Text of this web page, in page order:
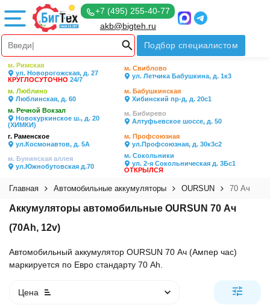
+7 (495) 255-40-77
akb@bigteh.ru
Подбор специалистом
м. Римская
ул. Новорогожская, д. 27
КРУГЛОСУТОЧНО 24/7
м. Свиблово
ул. Летчика Бабушкина, д. 1к3
м. Люблино
Люблинская, д. 60
м. Бабушкинская
Хибинский пр-д, д. 20с1
м. Речной Вокзал
Новокуркинское ш., д. 20
(ХИМКИ)
м. Бибирево
Алтуфьевское шоссе, д. 50
г. Раменское
ул.Космонавтов, д. 5А
м. Профсоюзная
ул.Профсоюзная, д. 30к3с2
м. Бунинская аллея
ул.Южнобутовская д.70
м. Сокольники
ул. 2-я Сокольническая д. 3Бс1
ОТКРЫЛСЯ
Главная Автомобильные аккумуляторы OURSUN 70 Ач
Аккумуляторы автомобильные OURSUN 70 Ач
(70Ah, 12v)
Автомобильный аккумулятор OURSUN 70 Ач (Ампер час)
маркируется по Евро стандарту 70 Ah.
Цена